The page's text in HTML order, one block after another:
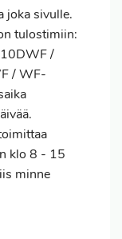
joka sivulle.
tulostimiin:
/
/ WF-
klo 8 - 15
minne